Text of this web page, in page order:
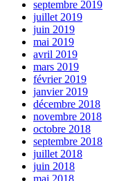
septembre 2019
juillet 2019
juin 2019
mai 2019
avril 2019
mars 2019
février 2019
janvier 2019
décembre 2018
novembre 2018
octobre 2018
septembre 2018
juillet 2018
juin 2018